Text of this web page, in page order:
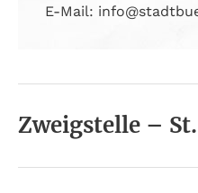
E-Mail:
Zweigstelle –